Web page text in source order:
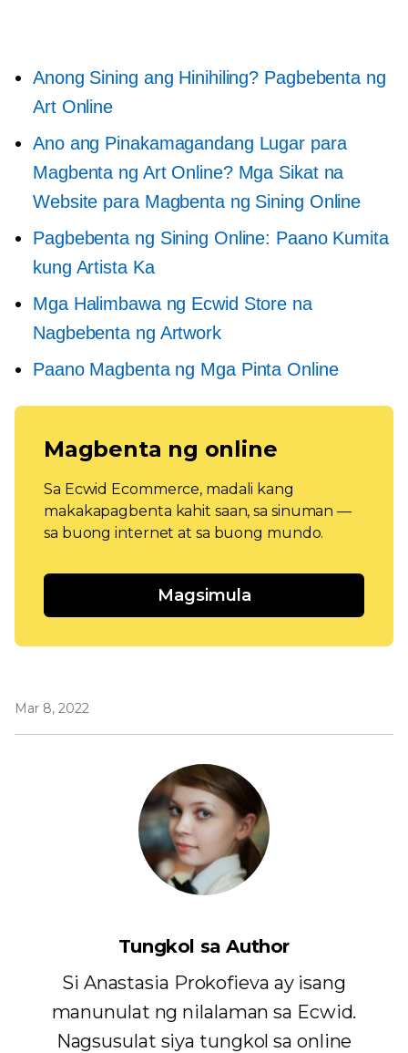
Anong Sining ang Hinihiling? Pagbebenta ng
Art Online
Ano ang Pinakamagandang Lugar para
Magbenta ng Art Online? Mga Sikat na
Website para Magbenta ng Sining Online
Pagbebenta ng Sining Online: Paano Kumita
kung Artista Ka
Mga Halimbawa ng Ecwid Store na
Nagbebenta ng Artwork
Paano Magbenta ng Mga Pinta Online
Magbenta ng online
Sa Ecwid Ecommerce, madali kang
makakapagbenta kahit saan, sa sinuman —
sa buong internet at sa buong mundo.
Magsimula
Mar 8, 2022
Tungkol sa Author
Si Anastasia Prokofieva ay isang
manunulat ng nilalaman sa Ecwid.
Nagsusulat siya tungkol sa online